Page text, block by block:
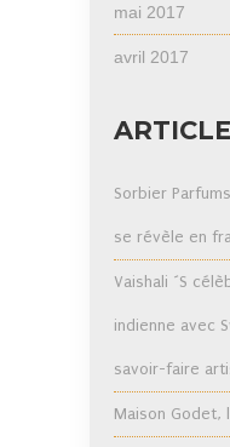
mai 2017
avril 2017
Sorbier
se révèle en
Vaishali ´S
indienne avec
savoir-faire
Maison Godet,